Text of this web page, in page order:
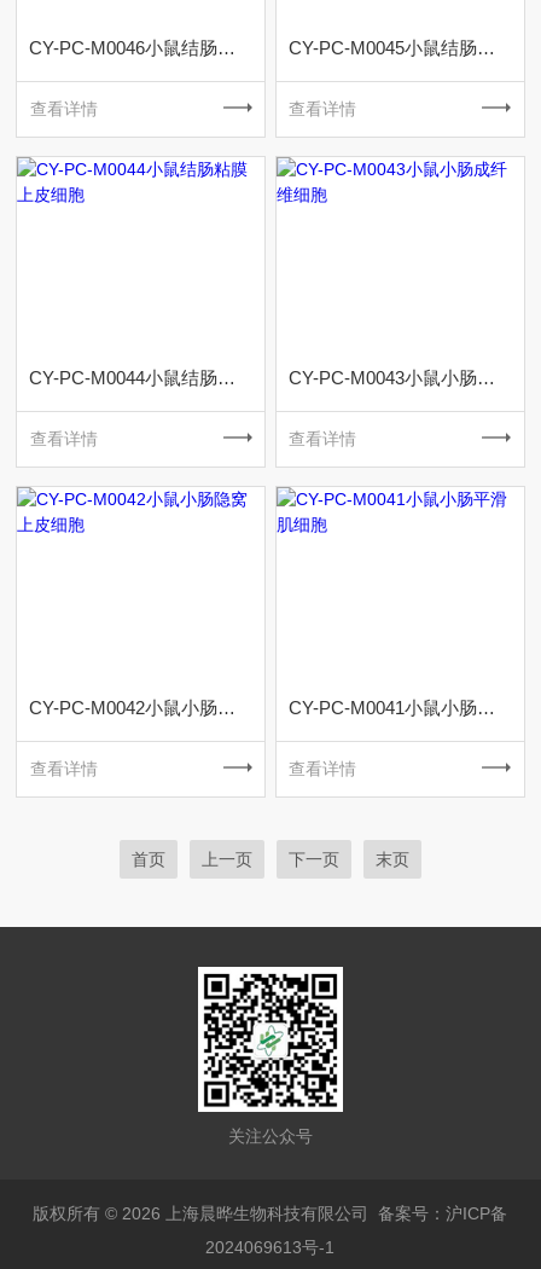
CY-PC-M0046小鼠结肠成纤维细胞
查看详情
CY-PC-M0045小鼠结肠平滑肌细胞
查看详情
CY-PC-M0044小鼠结肠粘膜上皮细胞
查看详情
CY-PC-M0043小鼠小肠成纤维细胞
查看详情
CY-PC-M0042小鼠小肠隐窝上皮细胞
查看详情
CY-PC-M0041小鼠小肠平滑肌细胞
查看详情
首页 上一页 下一页 末页
关注公众号
版权所有 © 2026 上海晨晔生物科技有限公司备案号：沪ICP备
2024069613号-1